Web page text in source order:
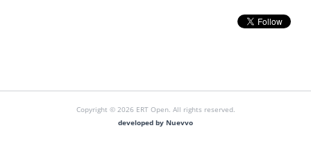
Copyright © 2026 ERT Open. All rights reserved.
developed by Nuevvo